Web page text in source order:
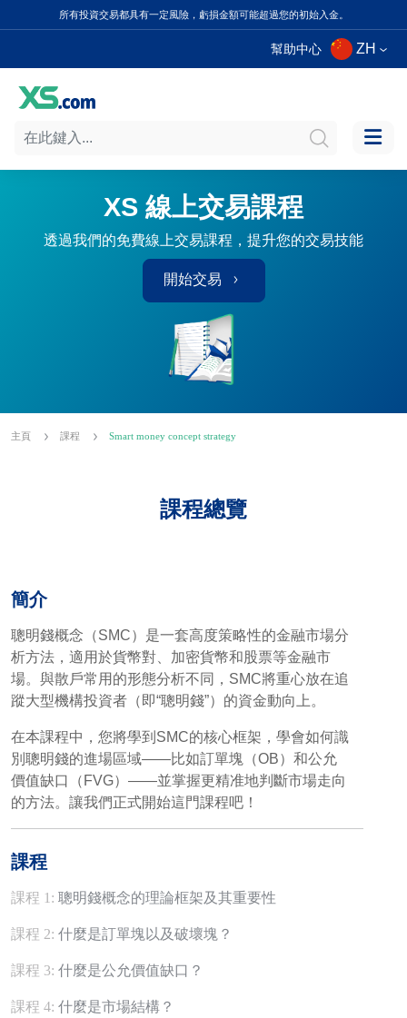
所有投資交易都具有一定風險，虧損金額可能超過您的初始入金。
幫助中心 ZH
XS 線上交易課程
透過我們的免費線上交易課程，提升您的交易技能
開始交易
主頁 課程 Smart money concept strategy
課程總覽
簡介
聰明錢概念（SMC）是一套高度策略性的金融市場分
析方法，適用於貨幣對、加密貨幣和股票等金融市
場。與散戶常用的形態分析不同，SMC將重心放在追
蹤大型機構投資者（即“聰明錢”）的資金動向上。
在本課程中，您將學到SMC的核心框架，學會如何識
別聰明錢的進場區域——比如訂單塊（OB）和公允
價值缺口（FVG）——並掌握更精准地判斷市場走向
的方法。讓我們正式開始這門課程吧！
課程
課程 1: 聰明錢概念的理論框架及其重要性
課程 2: 什麼是訂單塊以及破壞塊？
課程 3: 什麼是公允價值缺口？
課程 4: 什麼是市場結構？